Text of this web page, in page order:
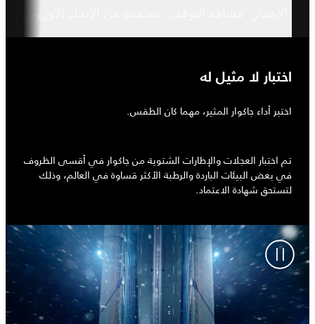
اختبار لا مثيل له
اختبر أداء جاكوار المثير، مهما كان الطقس.
تم اختبار العجلات والإطارات الشتوية من جاكوار في أقسى الظروف
في بعض البيئات الباردة والرطبة الأكثر قساوة في العالم، وذلك
لتستحق شهادة الاعتماد.